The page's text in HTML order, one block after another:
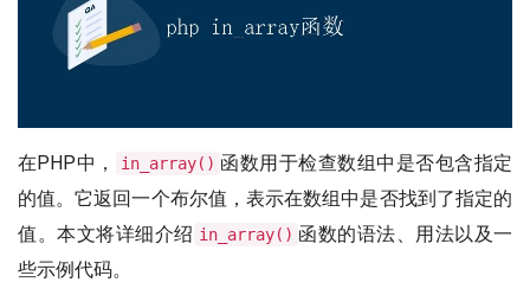
在PHP中， in_array() 函数用于检查数组中是否包含指定
的值。它返回一个布尔值，表示在数组中是否找到了指定的
值。本文将详细介绍 in_array() 函数的语法、用法以及一
些示例代码。